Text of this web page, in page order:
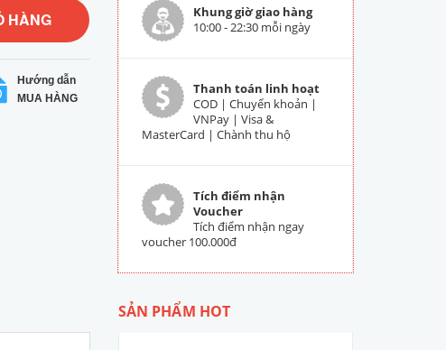
HÀNG
Hướng dẫn
MUA HÀNG
Khung giờ giao hàng
10:00 - 22:30 mỗi ngày
Thanh toán linh hoạt
COD | Chuyển khoản |
VNPay | Visa &
MasterCard | Chành thu hộ
Tích điểm nhận
Voucher
Tích điểm nhận ngay
voucher 100.000đ
SẢN PHẨM HOT